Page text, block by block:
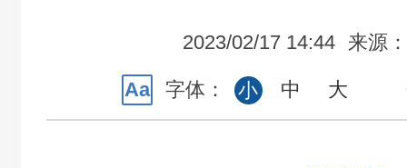
2023/02/17 14:44 来源
Aa 字体： 小 中 大